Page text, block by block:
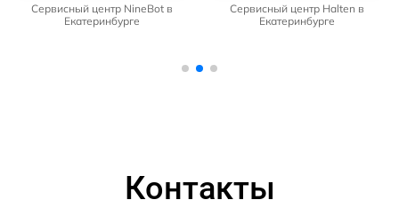
Сервисный центр NineBot в
Екатеринбурге
Сервисный центр Halten в
Екатеринбурге
Контакты